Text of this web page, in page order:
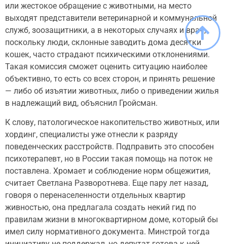
или жестокое обращение с животными, на место
выходят представители ветеринарной и коммунальной
служб, зоозащитники, а в некоторых случаях и врач,
поскольку люди, склонные заводить дома десятки
кошек, часто страдают психическими отклонениями.
Такая комиссия сможет оценить ситуацию наиболее
объективно, то есть со всех сторон, и принять решение
— либо об изъятии животных, либо о приведении жилья
в надлежащий вид, объяснил Гройсман.
К слову, патологическое накопительство животных, или
хординг, специалисты уже отнесли к разряду
поведенческих расстройств. Подправить это способен
психотерапевт, но в России такая помощь на поток не
поставлена. Хромает и соблюдение норм общежития,
считает Светлана Разворотнева. Еще пару лет назад,
говоря о перенаселенности отдельных квартир
живностью, она предлагала создать некий гид по
правилам жизни в многоквартирном доме, который бы
имел силу нормативного документа. Минстрой тогда